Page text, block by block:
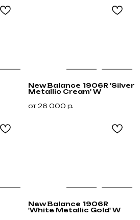
New Balance 1906R 'Silver
Metallic Cream' W
от 26 000 р.
New Balance 1906R
'White Metallic Gold' W